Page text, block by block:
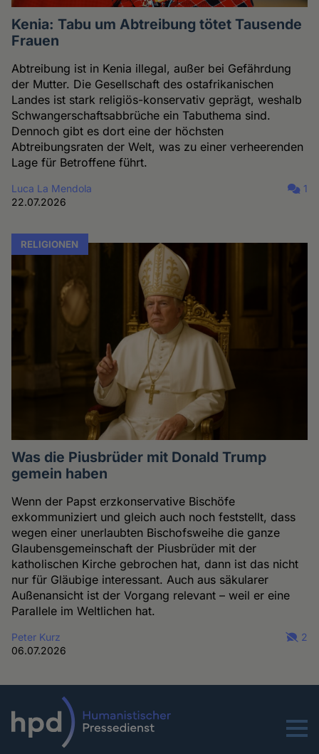
Kenia: Tabu um Abtreibung tötet Tausende
Frauen
Abtreibung ist in Kenia illegal, außer bei Gefährdung
der Mutter. Die Gesellschaft des ostafrikanischen
Landes ist stark religiös-konservativ geprägt, weshalb
Schwangerschaftsabbrüche ein Tabuthema sind.
Dennoch gibt es dort eine der höchsten
Abtreibungsraten der Welt, was zu einer verheerenden
Lage für Betroffene führt.
Luca La Mendola
22.07.2026
1
RELIGIONEN
Was die Piusbrüder mit Donald Trump
gemein haben
Wenn der Papst erzkonservative Bischöfe
exkommuniziert und gleich auch noch feststellt, dass
wegen einer unerlaubten Bischofsweihe die ganze
Glaubensgemeinschaft der Piusbrüder mit der
katholischen Kirche gebrochen hat, dann ist das nicht
nur für Gläubige interessant. Auch aus säkularer
Außenansicht ist der Vorgang relevant – weil er eine
Parallele im Weltlichen hat.
Peter Kurz
06.07.2026
2
Menu